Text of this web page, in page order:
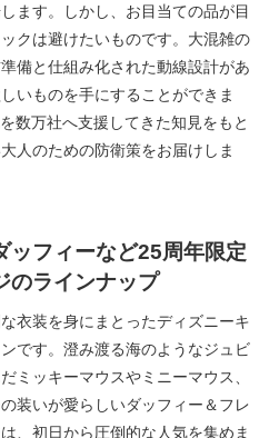
ます。しかし、お目当ての品が目
クは避けたいものです。大混雑の
備と仕組み化された動線設計があ
いものを手にすることができま
数万社へ支援してきた知見をもと
人のための防衛策をお届けしま
ッフィーなど25周年限定
のラインナップ
衣装を身にまとったディズニーキ
です。澄み渡る海のようなジュビ
ミッキーマウスやミニーマウス、
装いが愛らしいダッフィー＆フレ
、初日から圧倒的な人気を集めま